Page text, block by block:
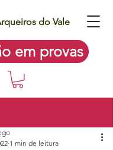
do Vale
em provas
1 min de leitura